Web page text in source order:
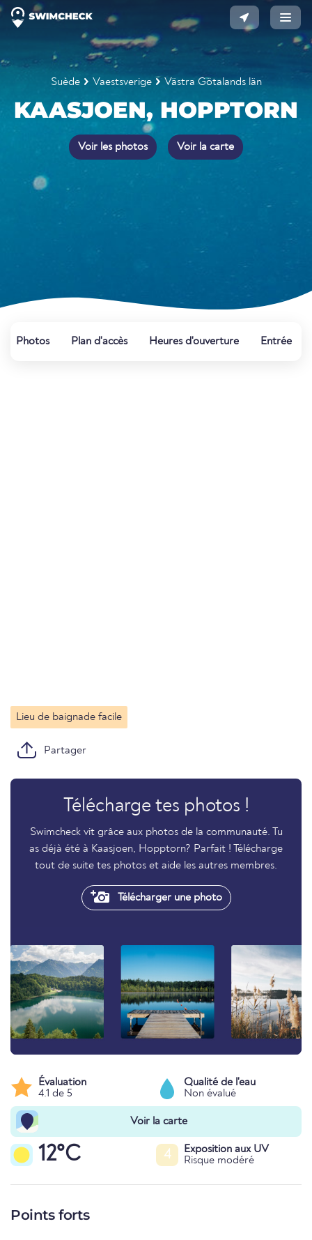
Suède Vaestsverige Västra Götalands län
KAASJOEN, HOPPTORN
Voir les photos Voir la carte
Photos Plan d'accès Heures d'ouverture Entrée
Lieu de baignade facile
Partager
Télécharge tes photos !
Swimcheck vit grâce aux photos de la communauté. Tu
as déjà été à Kaasjoen, Hopptorn? Parfait ! Télécharge
tout de suite tes photos et aide les autres membres.
Télécharger une photo
Évaluation
4.1 de 5
Qualité de l'eau
Non évalué
Voir la carte
12°C 4
Exposition aux UV
Risque modéré
Points forts